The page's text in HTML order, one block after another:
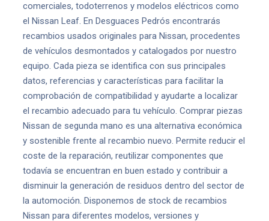
comerciales, todoterrenos y modelos eléctricos como
el Nissan Leaf. En Desguaces Pedrós encontrarás
recambios usados originales para Nissan, procedentes
de vehículos desmontados y catalogados por nuestro
equipo. Cada pieza se identifica con sus principales
datos, referencias y características para facilitar la
comprobación de compatibilidad y ayudarte a localizar
el recambio adecuado para tu vehículo. Comprar piezas
Nissan de segunda mano es una alternativa económica
y sostenible frente al recambio nuevo. Permite reducir el
coste de la reparación, reutilizar componentes que
todavía se encuentran en buen estado y contribuir a
disminuir la generación de residuos dentro del sector de
la automoción. Disponemos de stock de recambios
Nissan para diferentes modelos, versiones y